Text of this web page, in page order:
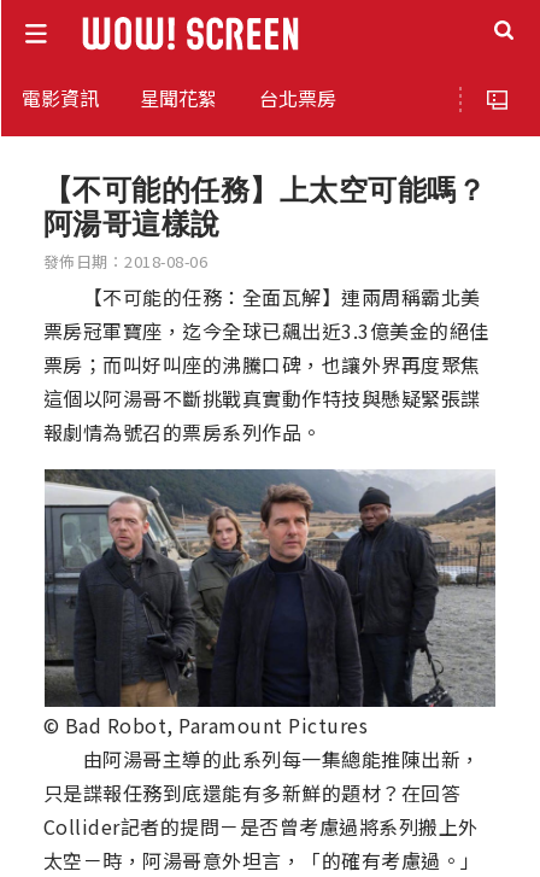
電影資訊 星聞花絮 台北票房
【不可能的任務】上太空可能嗎？
阿湯哥這樣說
發佈日期：2018-08-06
【不可能的任務：全面瓦解】連兩周稱霸北美
票房冠軍寶座，迄今全球已飆出近3.3億美金的絕佳
票房；而叫好叫座的沸騰口碑，也讓外界再度聚焦
這個以阿湯哥不斷挑戰真實動作特技與懸疑緊張諜
報劇情為號召的票房系列作品。
© Bad Robot, Paramount Pictures
由阿湯哥主導的此系列每一集總能推陳出新，
只是諜報任務到底還能有多新鮮的題材？在回答
Collider記者的提問－是否曾考慮過將系列搬上外
太空－時，阿湯哥意外坦言，「的確有考慮過。」